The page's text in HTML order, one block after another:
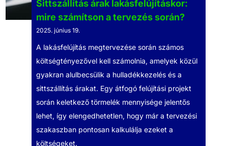
Sittszállítás árak lakásfelújításkor:
mire számítson a tervezés során?
2025. június 19.
A lakásfelújítás megtervezése során számos
költségtényezővel kell számolnia, amelyek közül
gyakran alulbecsülik a hulladékkezelés és a
sittszállítás árakat. Egy átfogó felújítási projekt
során keletkező törmelék mennyisége jelentős
lehet, így elengedhetetlen, hogy már a tervezési
szakaszban pontosan kalkulálja ezeket a
költségeket.